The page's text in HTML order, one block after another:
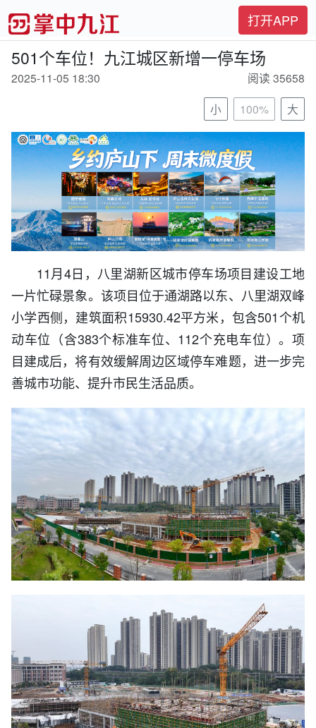
打开APP
501个车位！九江城区新增一停车场
2025-11-05 18:30
阅读 35658
小
100% 大
11月4日，八里湖新区城市停车场项目建设工地
一片忙碌景象。该项目位于通湖路以东、八里湖双峰
小学西侧，建筑面积15930.42平方米，包含501个机
动车位（含383个标准车位、112个充电车位）。项
目建成后，将有效缓解周边区域停车难题，进一步完
善城市功能、提升市民生活品质。